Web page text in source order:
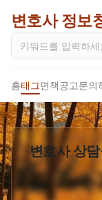
변호사 정보
홈태그면책공고문의
변호사 상